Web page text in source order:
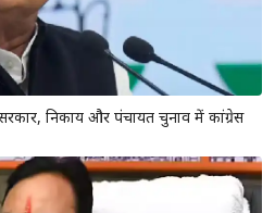
निकाय और पंचायत चुनाव में कांग्रेस